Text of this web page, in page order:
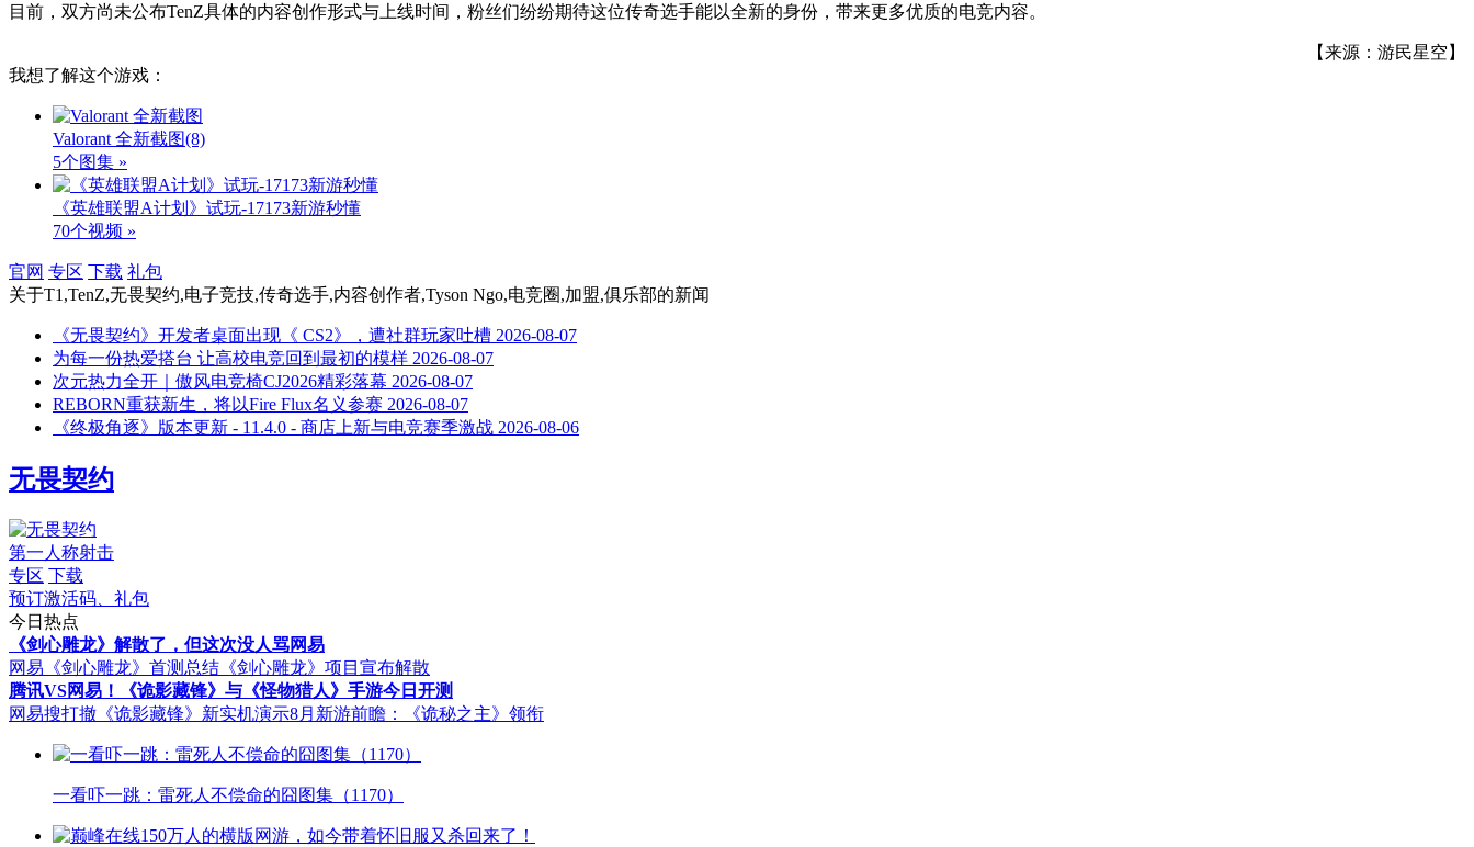
目前，双方尚未公布TenZ具体的内容创作形式与上线时间，粉丝们纷纷期待这位传奇选手能以全新的身份，带来更多优质的电竞内容。
【来源：游民星空】
我想了解这个游戏：
Valorant 全新截图(8)
5个图集 »
《英雄联盟A计划》试玩-17173新游秒懂
70个视频 »
官网 专区 下载 礼包
关于T1,TenZ,无畏契约,电子竞技,传奇选手,内容创作者,Tyson Ngo,电竞圈,加盟,俱乐部的新闻
《无畏契约》开发者桌面出现《 CS2》，遭社群玩家吐槽 2026-08-07
为每一份热爱搭台 让高校电竞回到最初的模样 2026-08-07
次元热力全开｜傲风电竞椅CJ2026精彩落幕 2026-08-07
REBORN重获新生，将以Fire Flux名义参赛 2026-08-07
《终极角逐》版本更新 - 11.4.0 - 商店上新与电竞赛季激战 2026-08-06
无畏契约
第一人称射击
专区 下载
预订激活码、礼包
今日热点
《剑心雕龙》解散了，但这次没人骂网易
网易《剑心雕龙》首测总结 《剑心雕龙》项目宣布解散
腾讯VS网易！《诡影藏锋》与《怪物猎人》手游今日开测
网易搜打撤《诡影藏锋》新实机演示8月新游前瞻：《诡秘之主》领衔
一看吓一跳：雷死人不偿命的囧图集（1170）